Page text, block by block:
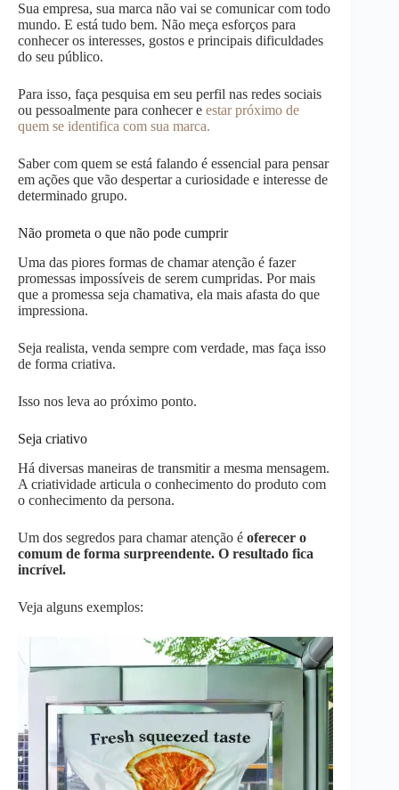
Sua empresa, sua marca não vai se comunicar com todo
mundo. E está tudo bem. Não meça esforços para
conhecer os interesses, gostos e principais dificuldades
do seu público.
Para isso, faça pesquisa em seu perfil nas redes sociais
ou pessoalmente para conhecer e estar próximo de
quem se identifica com sua marca.
Saber com quem se está falando é essencial para pensar
em ações que vão despertar a curiosidade e interesse de
determinado grupo.
Não prometa o que não pode cumprir
Uma das piores formas de chamar atenção é fazer
promessas impossíveis de serem cumpridas. Por mais
que a promessa seja chamativa, ela mais afasta do que
impressiona.
Seja realista, venda sempre com verdade, mas faça isso
de forma criativa.
Isso nos leva ao próximo ponto.
Seja criativo
Há diversas maneiras de transmitir a mesma mensagem.
A criatividade articula o conhecimento do produto com
o conhecimento da persona.
Um dos segredos para chamar atenção é oferecer o
comum de forma surpreendente. O resultado fica
incrível.
Veja alguns exemplos: